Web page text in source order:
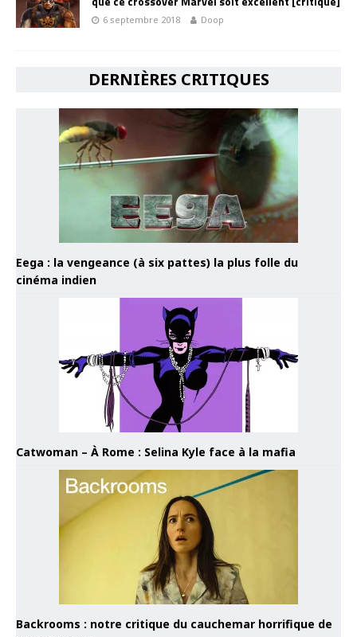
6 septembre 2018 Doop
DERNIÈRES CRITIQUES
Eega : la vengeance (à six pattes) la plus folle du
cinéma indien
Catwoman – À Rome : Selina Kyle face à la mafia
Backrooms : notre critique du cauchemar horrifique de